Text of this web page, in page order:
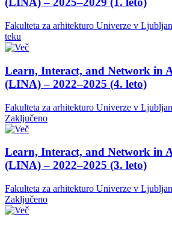
Fakulteta za arhitekturo Univerze v
teku
Learn, Interact, and Network in
(LINA) – 2022–2025 (4. leto)
Fakulteta za arhitekturo Univerze v
Zaključeno
Learn, Interact, and Network in
(LINA) – 2022–2025 (3. leto)
Fakulteta za arhitekturo Univerze v
Zaključeno